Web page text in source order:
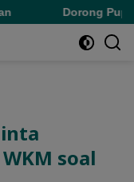
Dorong Pupuk
soal